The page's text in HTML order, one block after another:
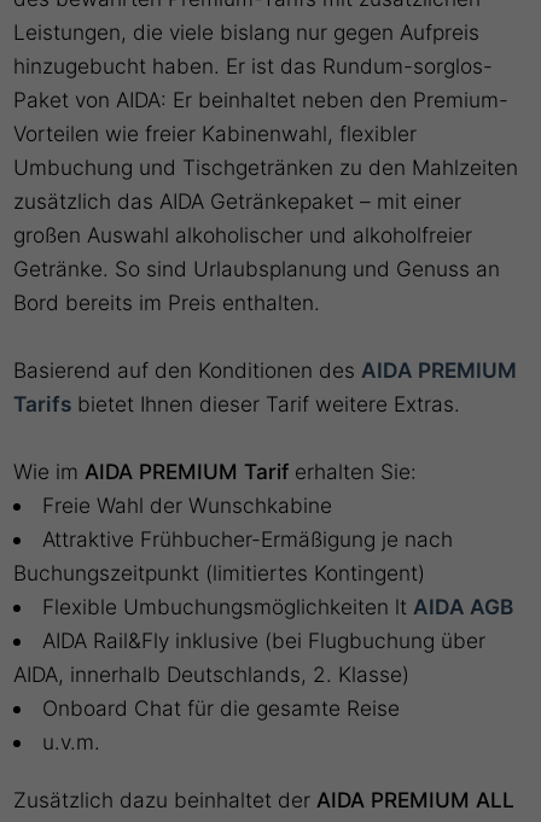
Leistungen, die viele bislang nur gegen Aufpreis
hinzugebucht haben. Er ist das Rundum-sorglos-
Paket von AIDA: Er beinhaltet neben den Premium-
Vorteilen wie freier Kabinenwahl, flexibler
Umbuchung und Tischgetränken zu den Mahlzeiten
zusätzlich das AIDA Getränkepaket – mit einer
großen Auswahl alkoholischer und alkoholfreier
Getränke. So sind Urlaubsplanung und Genuss an
Bord bereits im Preis enthalten.
Basierend auf den Konditionen desAIDA PREMIUM
Tarifs bietet Ihnen dieser Tarif weitere Extras.
Wie imAIDA PREMIUM Tarif erhalten Sie:
Freie Wahl der Wunschkabine
Attraktive Frühbucher-Ermäßigung je nach
Buchungszeitpunkt (limitiertes Kontingent)
Flexible Umbuchungsmöglichkeiten ltAIDA AGB
AIDA Rail&Fly inklusive (bei Flugbuchung über
AIDA, innerhalb Deutschlands, 2. Klasse)
Onboard Chat für die gesamte Reise
u.v.m.
Zusätzlich dazu beinhaltet derAIDA PREMIUM ALL